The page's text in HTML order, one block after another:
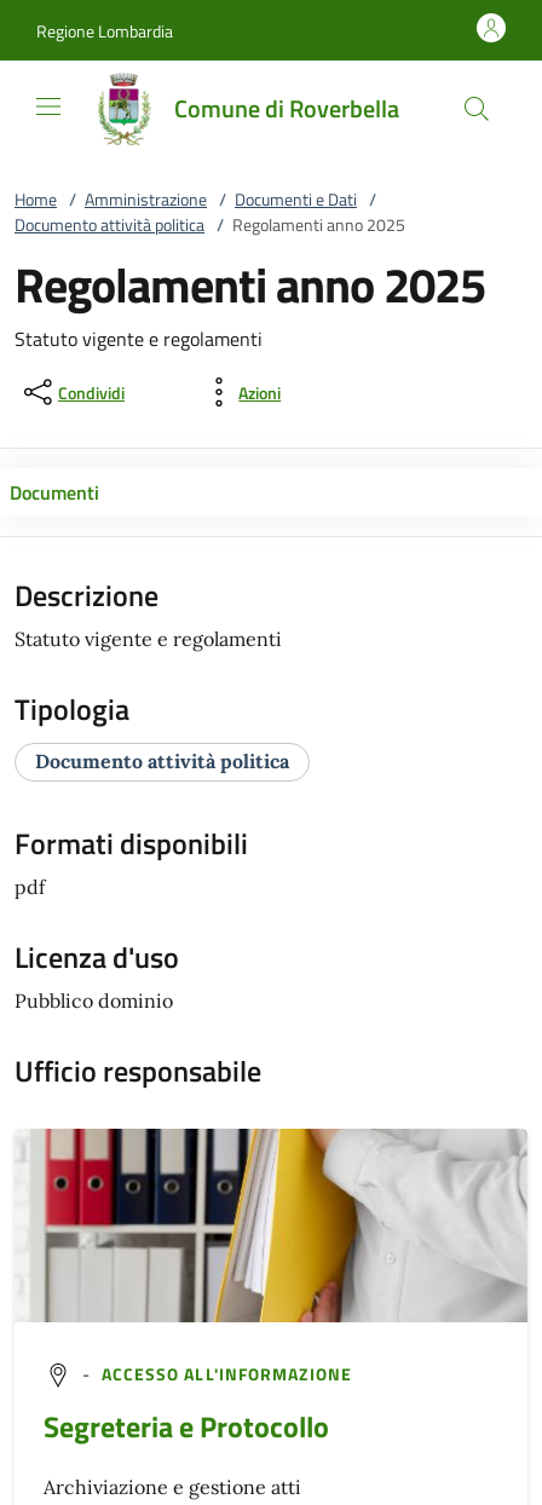
Regione Lombardia
Comune di Roverbella
Home / Amministrazione / Documenti e Dati /
Documento attività politica / Regolamenti anno 2025
Regolamenti anno 2025
Statuto vigente e regolamenti
Condividi Azioni
Documenti
Descrizione
Statuto vigente e regolamenti
Tipologia
Documento attività politica
Formati disponibili
pdf
Licenza d'uso
Pubblico dominio
Ufficio responsabile
- ACCESSO ALL'INFORMAZIONE
Segreteria e Protocollo
Archiviazione e gestione atti